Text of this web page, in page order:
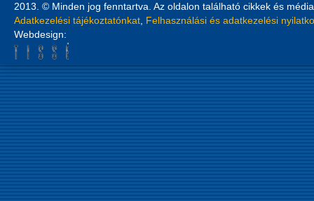
2013. © Minden jog fenntartva. Az oldalon található cikkek és
Adatkezelési tájékoztatónkat Felhasználási és adatkezelési
Webdesign: